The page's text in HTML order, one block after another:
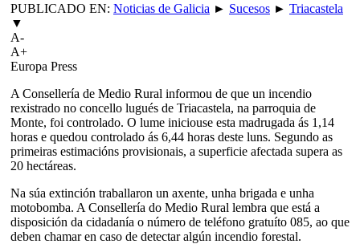
PUBLICADO EN: Noticias de Galicia ► Sucesos ► Triacastela
▼
A-
A+
Europa Press
A Consellería de Medio Rural informou de que un incendio
rexistrado no concello lugués de Triacastela, na parroquia de
Monte, foi controlado. O lume iniciouse esta madrugada ás 1,14
horas e quedou controlado ás 6,44 horas deste luns. Segundo as
primeiras estimacións provisionais, a superficie afectada supera as
20 hectáreas.
Na súa extinción traballaron un axente, unha brigada e unha
motobomba. A Consellería do Medio Rural lembra que está a
disposición da cidadanía o número de teléfono gratuíto 085, ao que
deben chamar en caso de detectar algún incendio forestal.